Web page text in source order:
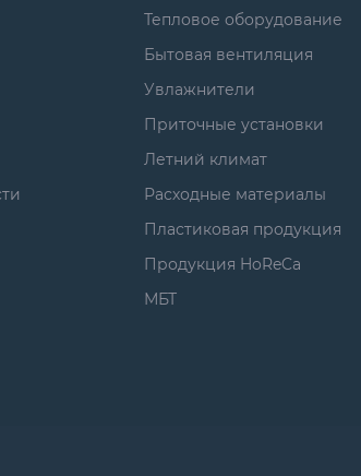
Тепловое оборудование
Бытовая вентиляция
Увлажнители
Приточные установки
Летний климат
Расходные материалы
Пластиковая продукция
Продукция HoReCa
МБТ